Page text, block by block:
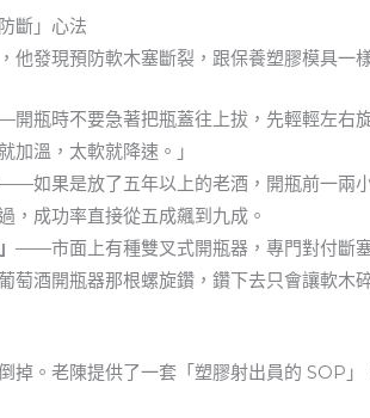
斷」心法
他發現預防軟木塞斷裂，跟保養塑膠模具一
瓶時不要急著把瓶蓋往上拔，先輕輕左右
加溫，太軟就降速。」
如果是放了五年以上的老酒，開瓶前一兩
，成功率直接從五成飆到九成。
——市面上有種雙叉式開瓶器，專門對付斷
萄酒開瓶器那根螺旋鑽，鑽下去只會讓軟木
掉。老陳提供了一套「塑膠射出員的 SOP」